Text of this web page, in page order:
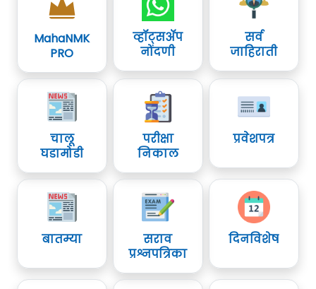
MahaNMK
PRO
व्हॉट्सॲप
नोंदणी
सर्व
जाहिराती
चालू
घडामोडी
परीक्षा
निकाल
प्रवेशपत्र
बातम्या
सराव
प्रश्नपत्रिका
दिनविशेष